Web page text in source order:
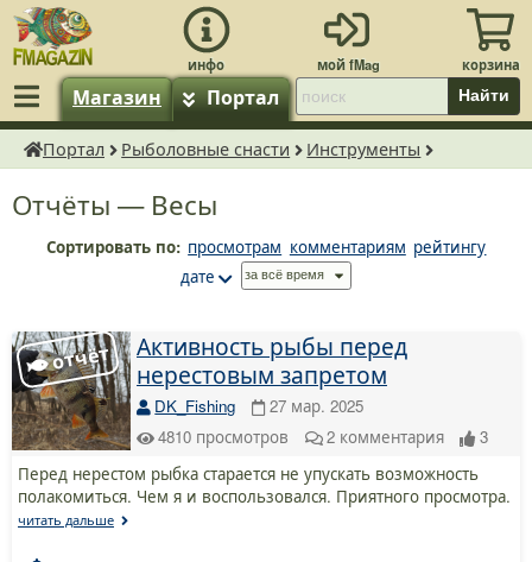
Магазин Портал Найти
fMagazin.ru
Портал Рыболовные снасти Инструменты
Отчёты — Весы
Сортировать по: просмотрам комментариям рейтингу
дате
Активность рыбы перед
нерестовым запретом
DK_Fishing
27 мар. 2025
4810 просмотров 2 комментария
3
Перед нерестом рыбка старается не упускать возможность
полакомиться. Чем я и воспользовался. Приятного просмотра.
читать дальше